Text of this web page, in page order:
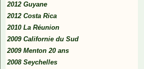
2012 Guyane
2012 Costa Rica
2010 La Réunion
2009 Californie du Sud
2009 Menton 20 ans
2008 Seychelles